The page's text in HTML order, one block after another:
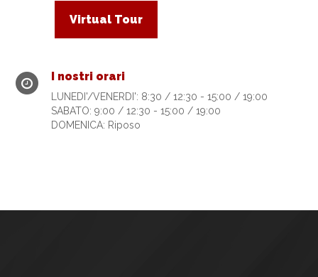
Virtual Tour
I nostri orari
LUNEDI'/VENERDI': 8:30 / 12:30 - 15:00 / 19:00
SABATO: 9:00 / 12:30 - 15:00 / 19:00
DOMENICA: Riposo